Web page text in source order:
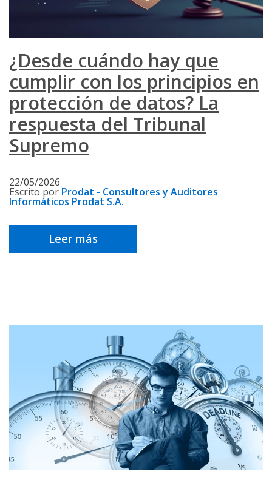
¿Desde cuándo hay que
cumplir con los principios en
protección de datos? La
respuesta del Tribunal
Supremo
22/05/2026
Escrito por Prodat - Consultores y Auditores
Informáticos Prodat S.A.
Leer más